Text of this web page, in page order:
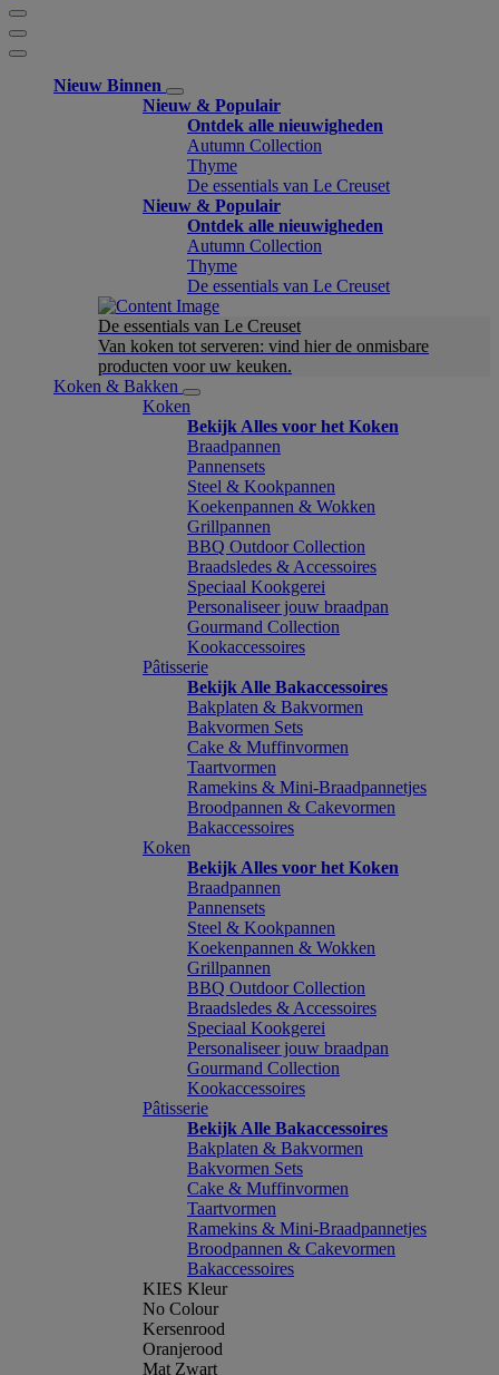
Nieuw Binnen
Nieuw & Populair
Ontdek alle nieuwigheden
Autumn Collection
Thyme
De essentials van Le Creuset
Nieuw & Populair
Ontdek alle nieuwigheden
Autumn Collection
Thyme
De essentials van Le Creuset
De essentials van Le Creuset
Van koken tot serveren: vind hier de onmisbare
producten voor uw keuken.
Koken & Bakken
Koken
Bekijk Alles voor het Koken
Braadpannen
Pannensets
Steel & Kookpannen
Koekenpannen & Wokken
Grillpannen
BBQ Outdoor Collection
Braadsledes & Accessoires
Speciaal Kookgerei
Personaliseer jouw braadpan
Gourmand Collection
Kookaccessoires
Pâtisserie
Bekijk Alle Bakaccessoires
Bakplaten & Bakvormen
Bakvormen Sets
Cake & Muffinvormen
Taartvormen
Ramekins & Mini-Braadpannetjes
Broodpannen & Cakevormen
Bakaccessoires
Koken
Bekijk Alles voor het Koken
Braadpannen
Pannensets
Steel & Kookpannen
Koekenpannen & Wokken
Grillpannen
BBQ Outdoor Collection
Braadsledes & Accessoires
Speciaal Kookgerei
Personaliseer jouw braadpan
Gourmand Collection
Kookaccessoires
Pâtisserie
Bekijk Alle Bakaccessoires
Bakplaten & Bakvormen
Bakvormen Sets
Cake & Muffinvormen
Taartvormen
Ramekins & Mini-Braadpannetjes
Broodpannen & Cakevormen
Bakaccessoires
KIES Kleur
No Colour
Kersenrood
Oranjerood
Mat Zwart